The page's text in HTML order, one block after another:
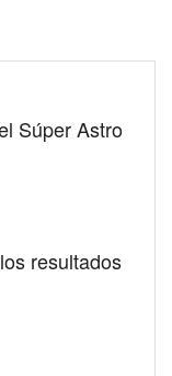
Súper Astro
resultados